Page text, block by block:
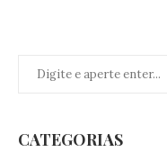
CATEGORIAS